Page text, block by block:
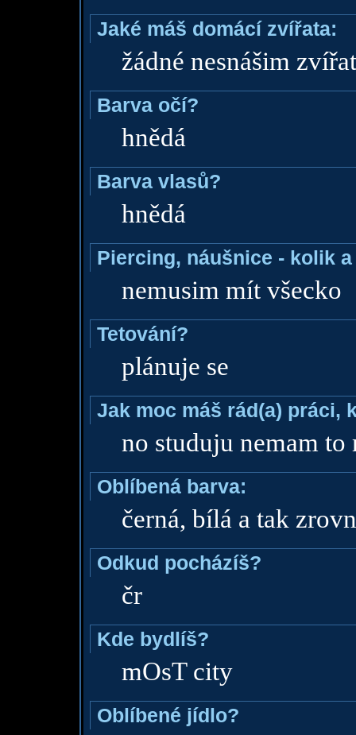
Jaké máš domácí zvířata:
žádné nesnášim
Barva očí?
hnědá
Barva vlasů?
hnědá
Piercing, náušnice - kolik
nemusim mít všecko
Tetování?
plánuje se
Jak moc máš rád(a) práci,
no studuju nemam to
Oblíbená barva:
černá, bílá a tak
Odkud pocházíš?
čr
Kde bydlíš?
mOsT city
Oblíbené jídlo?